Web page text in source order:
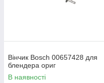
Вінчик Bosch 00657428 для
блендера ориг
В наявності